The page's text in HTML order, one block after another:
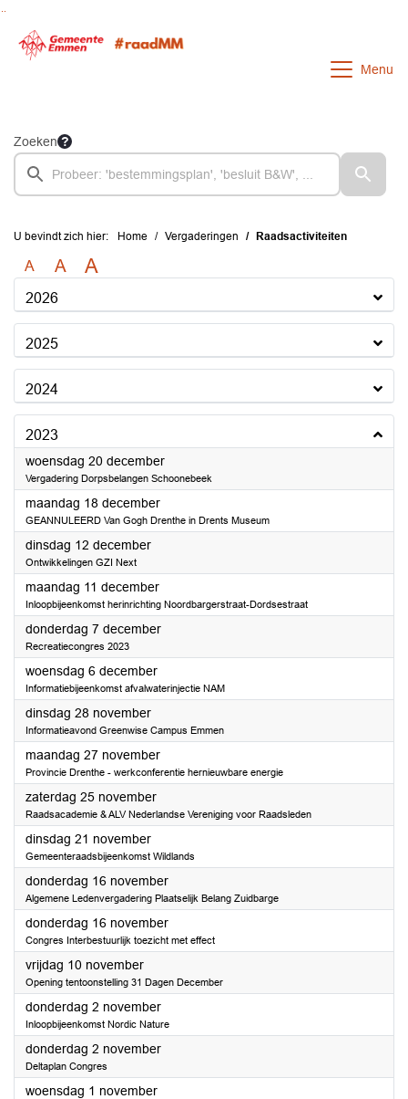
Menu
Zoeken
U bevindt zich hier: Home Vergaderingen Raadsactiviteiten
A A A
2026
2025
2024
2023
woensdag 20 december2023
Vergadering Dorpsbelangen Schoonebeek
maandag 18 december2023
GEANNULEERD Van Gogh Drenthe in Drents Museum
dinsdag 12 december2023
Ontwikkelingen GZI Next
maandag 11 december2023
Inloopbijeenkomst herinrichting Noordbargerstraat-Dordsestraat
donderdag 7 december2023
Recreatiecongres 2023
woensdag 6 december2023
Informatiebijeenkomst afvalwaterinjectie NAM
dinsdag 28 november2023
Informatieavond Greenwise Campus Emmen
maandag 27 november2023
Provincie Drenthe - werkconferentie hernieuwbare energie
zaterdag 25 november2023
Raadsacademie & ALV Nederlandse Vereniging voor Raadsleden
dinsdag 21 november2023
Gemeenteraadsbijeenkomst Wildlands
donderdag 16 november2023
Algemene Ledenvergadering Plaatselijk Belang Zuidbarge
donderdag 16 november2023
Congres Interbestuurlijk toezicht met effect
vrijdag 10 november2023
Opening tentoonstelling 31 Dagen December
donderdag 2 november2023
Inloopbijeenkomst Nordic Nature
donderdag 2 november2023
Deltaplan Congres
woensdag 1 november2023